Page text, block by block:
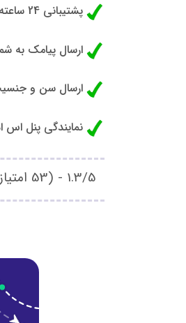
پشتیبانی 24 ساعته پنل اس ام اس به صورت تلفنی در ساری
ارسال پیامک به
ارسال سن و
نمایندگی پنل
1.3/5 - (53 امتیاز)